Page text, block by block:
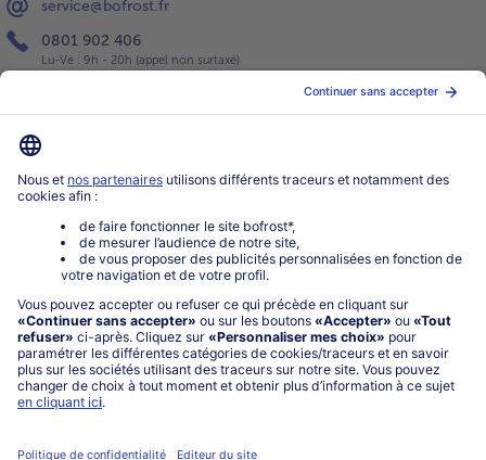
service@bofrost.fr
0801 902 406
Lu-Ve : 9h - 20h (appel non surtaxé)
Service
À propos de bofrost*